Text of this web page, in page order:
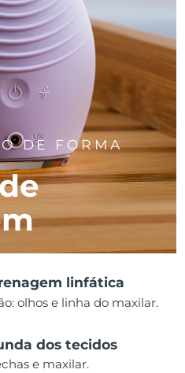
DE FORMA
linfática
olhos e linha do maxilar.
dos tecidos
e maxilar.